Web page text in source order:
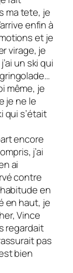
ma tete, je
enfin à
et je
virage, je
un ski qui
même, je
je ne le
qui s’était
encore
j’ai
ai
contre
en
en haut, je
Vince
regardait
pas
bien